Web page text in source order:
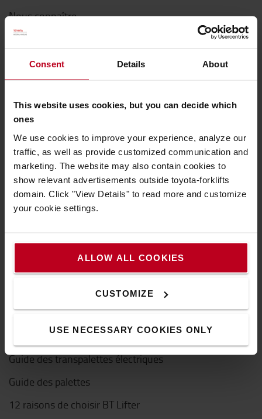
Consent Details About
This website uses cookies, but you can decide which
ones
We use cookies to improve your experience, analyze our
traffic, as well as provide customized communication and
marketing. The website may also contain cookies to
show relevant advertisements outside toyota-forklifts
domain. Click "View Details" to read more and customize
your cookie settings.
ALLOW ALL COOKIES
CUSTOMIZE
USE NECESSARY COOKIES ONLY
Nous connaître
Choisir Toyota
Toyota Production System
Le Concept de Service Toyota (TSC)
Système Actif de Stabilité (SAS)
Découvrez nos offres d'emploi
Comment acheter en ligne ?
Notre guide pour réussir son achat en ligne
Paiement
Nos guides
Guide des transpalettes
Guide des transpalettes électriques
Guide des palettes
12 raisons de choisir BT Lifter